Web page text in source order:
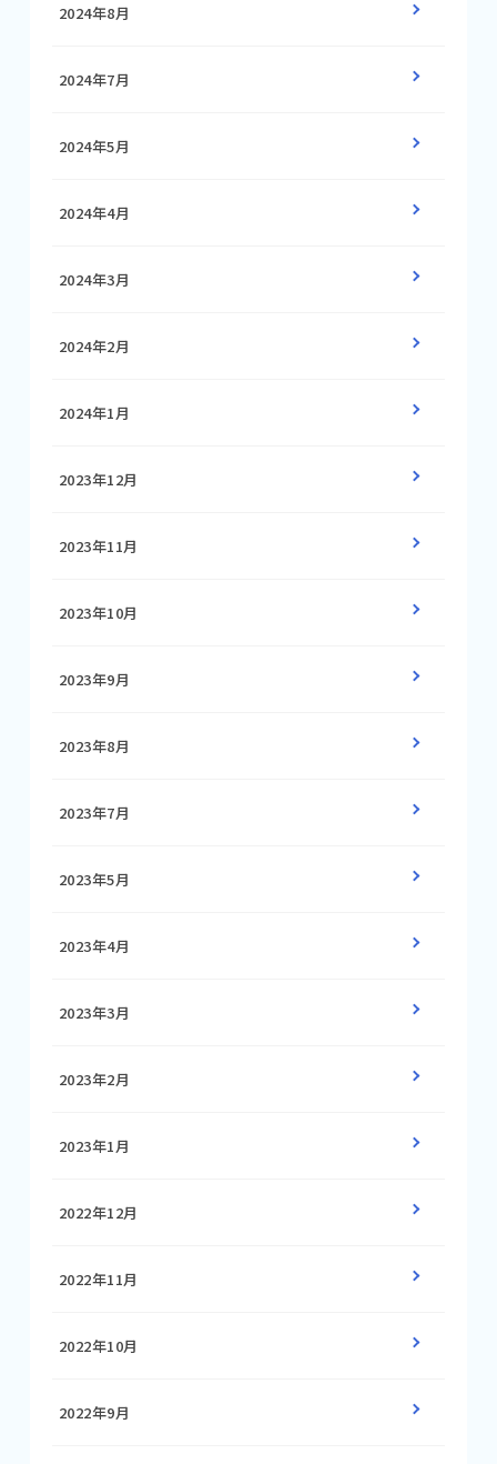
2024年8月
2024年7月
2024年5月
2024年4月
2024年3月
2024年2月
2024年1月
2023年12月
2023年11月
2023年10月
2023年9月
2023年8月
2023年7月
2023年5月
2023年4月
2023年3月
2023年2月
2023年1月
2022年12月
2022年11月
2022年10月
2022年9月